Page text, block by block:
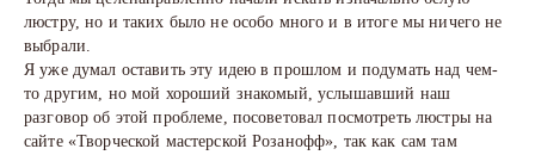
люстру, но и таких было не особо много и в итоге мы ничего не
выбрали.
Я уже думал оставить эту идею в прошлом и подумать над чем-
то другим, но мой хороший знакомый, услышавший наш
разговор об этой проблеме, посоветовал посмотреть люстры на
сайте «Творческой мастерской Розанофф», так как сам там